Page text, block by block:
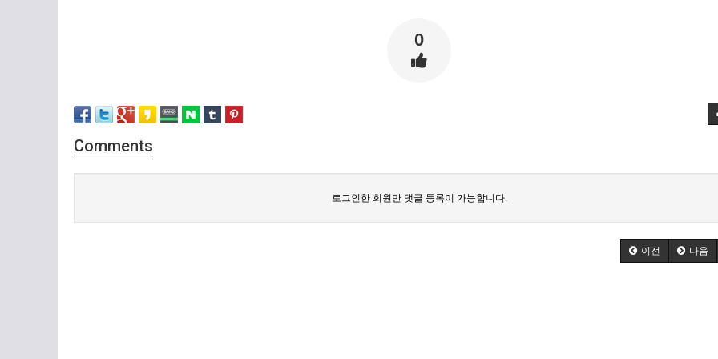
0
Comments
로그인한 회원만 댓글 등록이 가능합니다.
이전 다음